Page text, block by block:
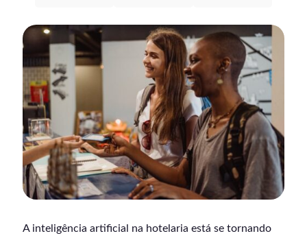
A inteligência artificial na hotelaria está se tornando